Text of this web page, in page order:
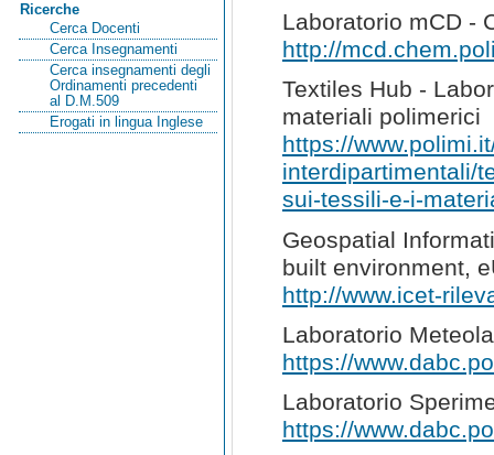
Ricerche
Cerca Docenti
Cerca Insegnamenti
Cerca insegnamenti degli
Ordinamenti precedenti
al D.M.509
Erogati in lingua Inglese
Laboratorio mCD -
http://
Textiles Hub -
materiali polimerici
https://
interdipartimentali/
sui-tessili-e-i-
Geospatial
built environment,
http://www.icet-
Laboratorio
https://
Laboratorio
https://